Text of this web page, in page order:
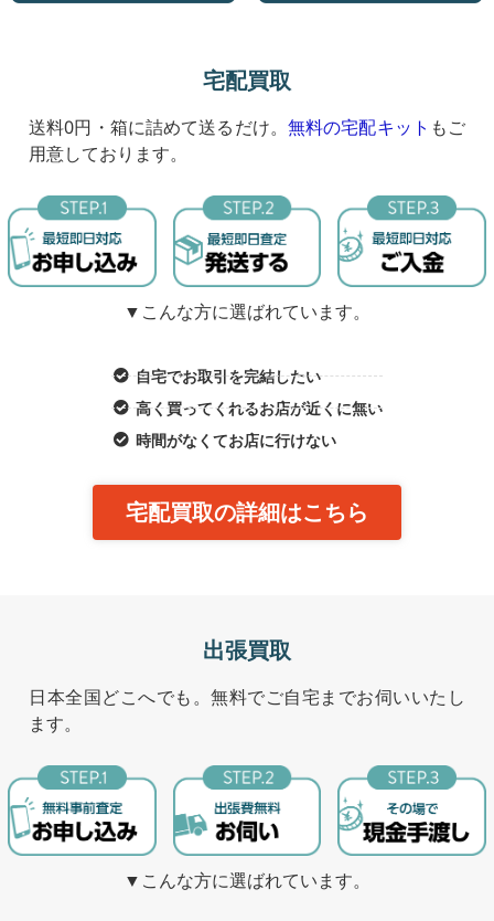
宅配買取
送料0円・箱に詰めて送るだけ。 無料の宅配キット もご
用意しております。
▼こんな方に選ばれています。
自宅でお取引を完結したい
高く買ってくれるお店が近くに無い
時間がなくてお店に行けない
宅配買取の詳細はこちら
出張買取
日本全国どこへでも。無料でご自宅までお伺いいたし
ます。
▼こんな方に選ばれています。